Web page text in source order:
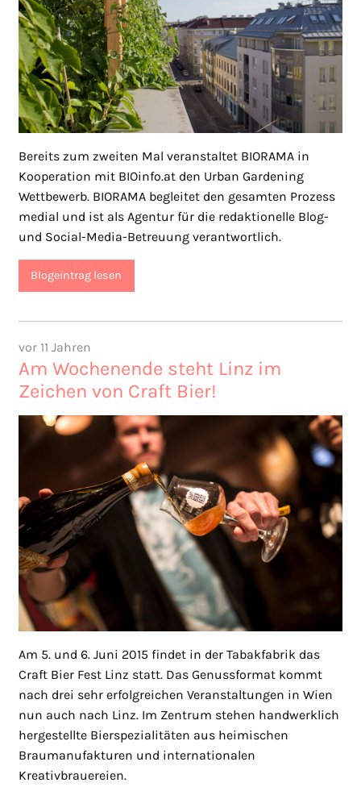
Bereits zum zweiten Mal veranstaltet BIORAMA in
Kooperation mit BIOinfo.at den Urban Gardening
Wettbewerb. BIORAMA begleitet den gesamten Prozess
medial und ist als Agentur für die redaktionelle Blog-
und Social-Media-Betreuung verantwortlich.
Blogeintrag lesen
vor 11 Jahren
Am Wochenende steht Linz im
Zeichen von Craft Bier!
Am 5. und 6. Juni 2015 findet in der Tabakfabrik das
Craft Bier Fest Linz statt. Das Genussformat kommt
nach drei sehr erfolgreichen Veranstaltungen in Wien
nun auch nach Linz. Im Zentrum stehen handwerklich
hergestellte Bierspezialitäten aus heimischen
Braumanufakturen und internationalen
Kreativbrauereien.